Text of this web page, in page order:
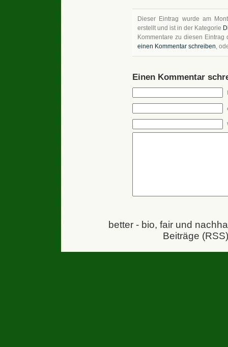
Dieser Eintrag wurde am
erstellt und ist in der Kategorie
Kommentare zu diesen
einen Kommentar schreiben,
Einen Kommentar
better - bio, fair und
Beiträge (RSS)